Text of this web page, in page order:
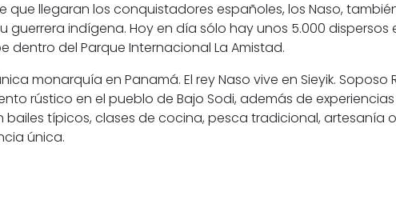
que llegaran los conquistadores españoles, los Naso,
guerrera indígena. Hoy en día sólo hay unos 5.000 dispersos
dentro del Parque Internacional La Amistad.
monarquía en Panamá. El rey Naso vive en Sieyik.
rústico en el pueblo de Bajo Sodi, además de
bailes típicos, clases de cocina, pesca tradicional, artesanía
única.